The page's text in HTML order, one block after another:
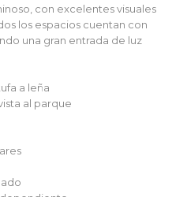
con excelentes visuales
los espacios cuentan con
una gran entrada de luz
a leña
al parque